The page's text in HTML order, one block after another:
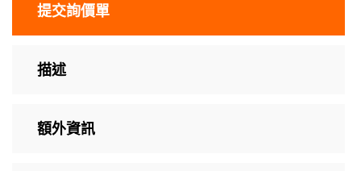
提交詢價單
描述
額外資訊